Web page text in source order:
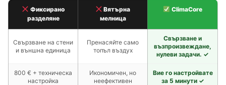
Фиксирано
разделяне
Вятърна
мелница
ClimaCore
Свързване на стени
и външна единица
Пренасяйте само
топъл въздух
Свързване и
възпроизвеждане,
нулеви задачи. ✓
800 € + техническа
настройка
Икономичен, но
неефективен
Вие го настройвате
за 5 минути ✓